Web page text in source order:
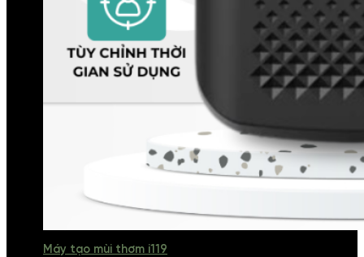
Máy tạo mùi thơm i119